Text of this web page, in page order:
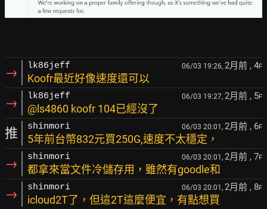
→ lk86jeff 06/03 19:26, 2月前 , 4F
Koofr最近好像速度還可以
→ lk86jeff 06/03 19:27, 2月前 , 5F
@ls4860 koofr 104已經沒了
推 shinmori 06/03 20:01, 2月前 , 6F
5年前台幣832元買250G,速度不太穩定，
→ shinmori 06/03 20:01, 2月前 , 7F
都拿來當文件冷儲存用，雖然有goodle和
→ shinmori 06/03 20:01, 2月前 , 8F
icloud2T了，但這2T這麼便宜，有點想買